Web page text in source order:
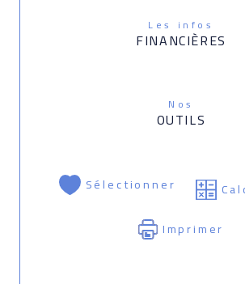
Les infos
FINANCIÈRES
Nos
OUTILS
Sélectionner
Imprimer